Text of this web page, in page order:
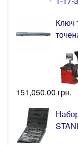
Ключ
151,050.00 грн.